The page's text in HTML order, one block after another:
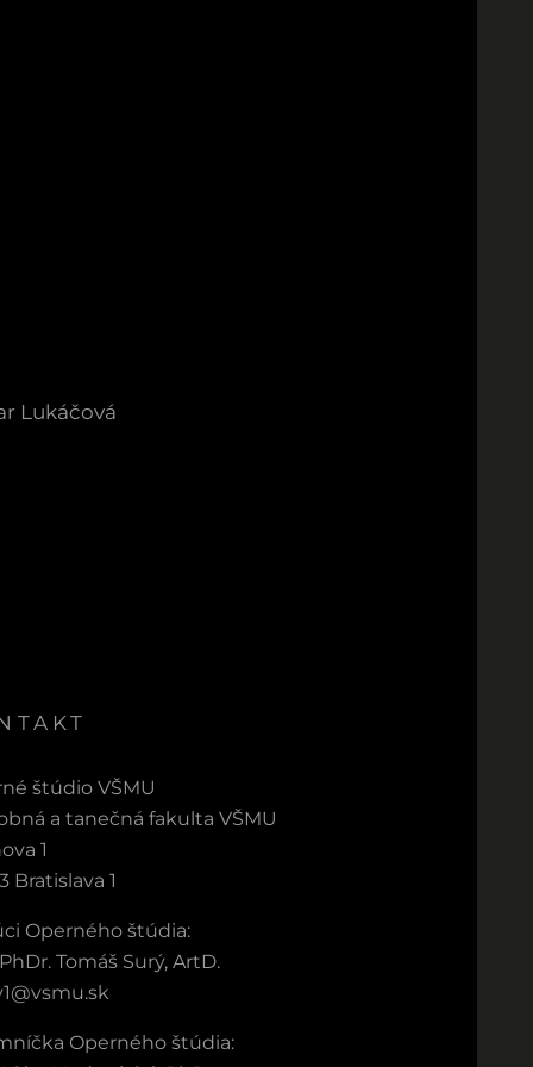
Lukáčová
štúdio VŠMU
a tanečná fakulta VŠMU
1
Bratislava 1
Operného štúdia:
Tomáš Surý, ArtD.
Operného štúdia: